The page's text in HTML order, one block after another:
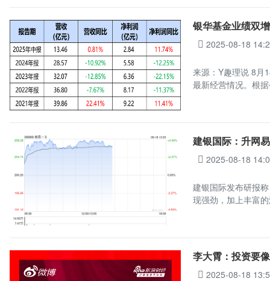
银华基金业绩双
2025-08-18
来源：Y趣理说 8月
最新经营情况。根
建银国际：升网
2025-08-18
建银国际发布研报
现强劲，加上丰富
李大霄：投资要
2025-08-18